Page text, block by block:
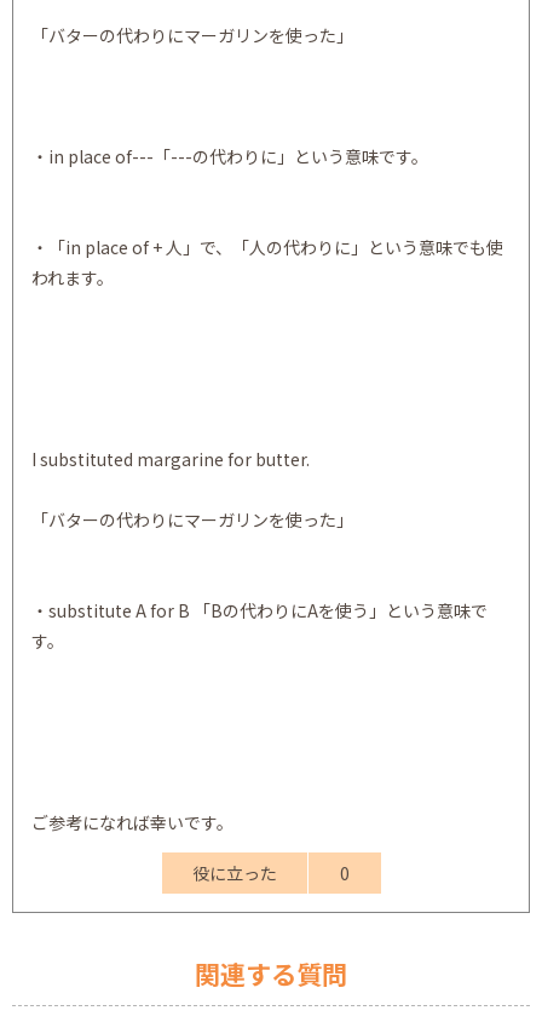
「バターの代わりにマーガリンを使った」
・in place of---「---の代わりに」という意味です。
・「in place of + 人」で、「人の代わりに」という意味でも使
われます。
I substituted margarine for butter.
「バターの代わりにマーガリンを使った」
・substitute A for B 「Bの代わりにAを使う」という意味で
す。
ご参考になれば幸いです。
役に立った 0
関連する質問